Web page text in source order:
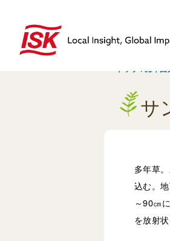
トップ /雑草図
サ
多年草
込む。
～90㎝
を放射